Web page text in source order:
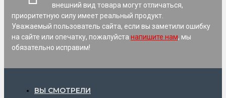
внешний вид товара могут отличаться,
приоритетную силу имеет реальный продукт.
Уважаемый пользователь сайта, если вы заметили ошибку
на сайте или опечатку, пожалуйста напишите нам, мы
обязательно исправим!
ВЫ СМОТРЕЛИ